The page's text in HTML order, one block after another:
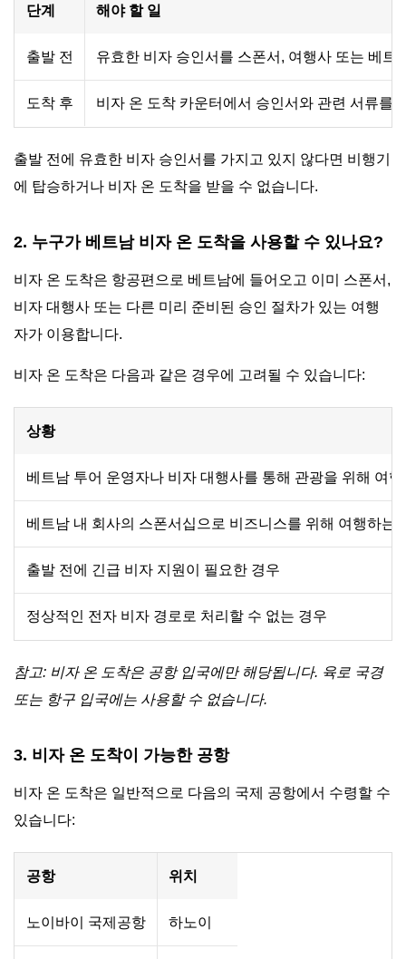
단계 해야 할 일
출발 전 유효한 비자 승인서를 스폰서, 여행사 또는 베트
도착 후 비자 온 도착 카운터에서 승인서와 관련 서류를
출발 전에 유효한 비자 승인서를 가지고 있지 않다면 비행기
에 탑승하거나 비자 온 도착을 받을 수 없습니다.
2. 누구가 베트남 비자 온 도착을 사용할 수 있나요?
비자 온 도착은 항공편으로 베트남에 들어오고 이미 스폰서,
비자 대행사 또는 다른 미리 준비된 승인 절차가 있는 여행
자가 이용합니다.
비자 온 도착은 다음과 같은 경우에 고려될 수 있습니다:
상황
베트남 투어 운영자나 비자 대행사를 통해 관광을 위해 여
베트남 내 회사의 스폰서십으로 비즈니스를 위해 여행하는
출발 전에 긴급 비자 지원이 필요한 경우
정상적인 전자 비자 경로로 처리할 수 없는 경우
참고: 비자 온 도착은 공항 입국에만 해당됩니다. 육로 국경
또는 항구 입국에는 사용할 수 없습니다.
3. 비자 온 도착이 가능한 공항
비자 온 도착은 일반적으로 다음의 국제 공항에서 수령할 수
있습니다:
공항 위치
노이바이 국제공항 하노이